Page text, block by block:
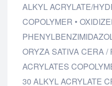
ALKYL ACRYLATE/
COPOLYMER •
ORYZA SATIVA CERA /
ACRYLATES
30 ALKYL ACRYLATE